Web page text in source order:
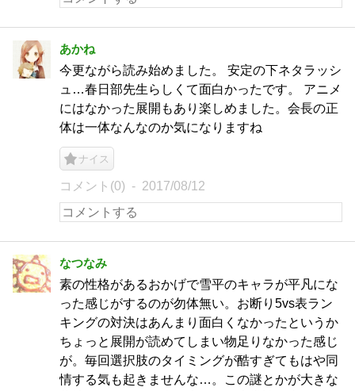
あかね
今更ながら読み始めました。 安定の下ネタラッシ
ュ…春日部先生らしくて面白かったです。 アニメ
にはなかった展開もあり楽しめました。会長の正
体は一体なんなのか気になりますね
ナイス
コメント(0) 2017/08/12
なつなみ
素の性格があるおかげで雪平のキャラが平凡にな
った感じがするのが勿体無い。お断り5vs表ラン
キングの対決はあんまり面白くなかったというか
ちょっと展開が読めてしまい物足りなかった感じ
が。毎回選択肢のタイミングが酷すぎてもはや同
情する気も起きませんな…。この謎とかが大きな